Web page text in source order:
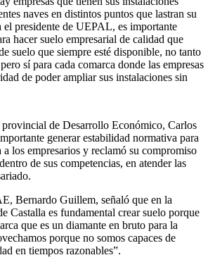
naves en distintos puntos que lastran su
el presidente de UEPAL, es importante
hacer suelo empresarial de calidad que
suelo que siempre esté disponible, no tanto
sí para cada comarca donde las empresas
de poder ampliar sus instalaciones sin
de Desarrollo Económico, Carlos
generar estabilidad normativa para
los empresarios y reclamó su compromiso
de sus competencias, en atender las
Bernardo Guillem, señaló que en la
Castalla es fundamental crear suelo porque
que es un diamante en bruto para la
porque no somos capaces de
en tiempos razonables”.